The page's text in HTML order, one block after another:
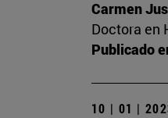
Carmen
Doctora en
Publicado
10 | 01 |